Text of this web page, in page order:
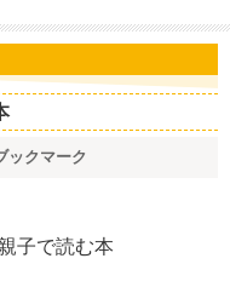
ックマーク